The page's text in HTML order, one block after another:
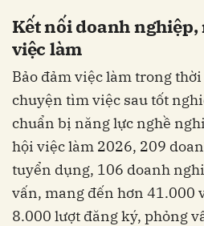
Kết nối doanh
việc làm
Bảo đảm việc làm trong
chuyện tìm việc sau tốt
chuẩn bị năng lực nghề
hội việc làm 2026, 209
tuyển dụng, 106 doanh
vấn, mang đến hơn 41.000
8.000 lượt đăng ký, phỏng